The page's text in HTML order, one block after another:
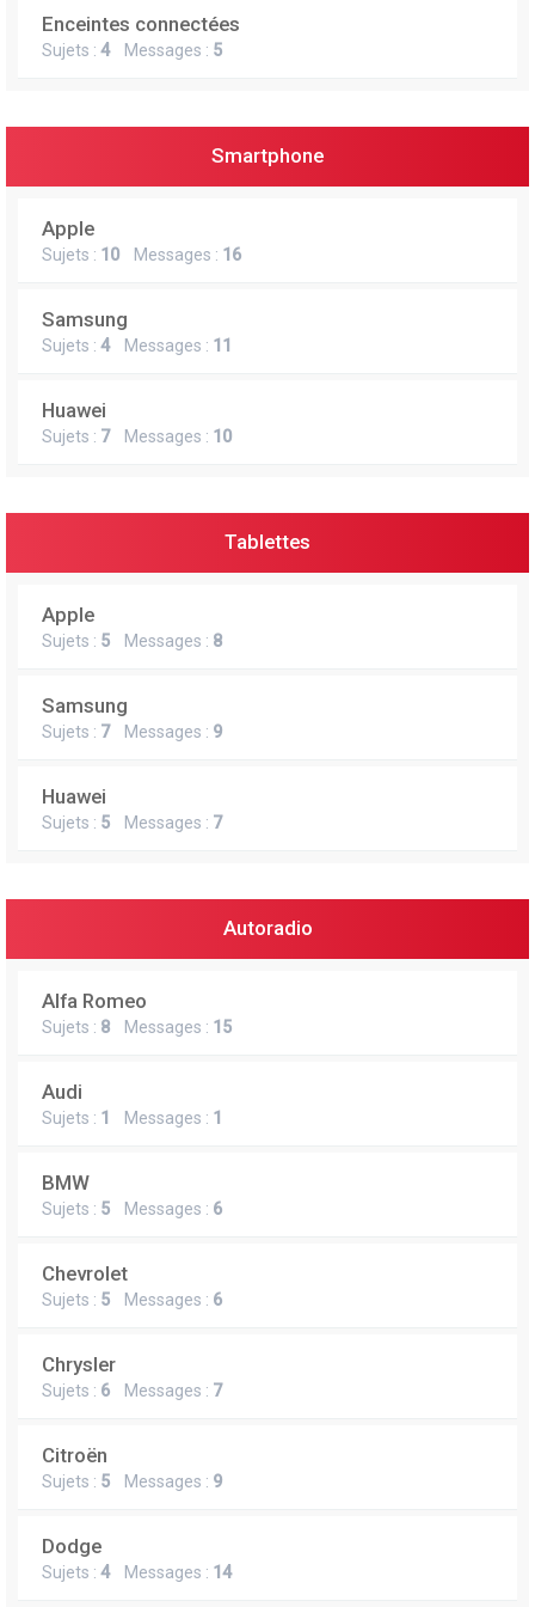
Enceintes connectées
Sujets : 4Messages : 5
Smartphone
Apple
Sujets : 10 Messages : 16
Samsung
Sujets : 4Messages : 11
Huawei
Sujets : 7Messages : 10
Tablettes
Apple
Sujets : 5 Messages : 8
Samsung
Sujets : 7Messages : 9
Huawei
Sujets : 5 Messages : 7
Autoradio
Alfa Romeo
Sujets : 8 Messages : 15
Audi
Sujets : 1 Messages : 1
BMW
Sujets : 5 Messages : 6
Chevrolet
Sujets : 5 Messages : 6
Chrysler
Sujets : 6 Messages : 7
Citroën
Sujets : 5 Messages : 9
Dodge
Sujets : 4Messages : 14